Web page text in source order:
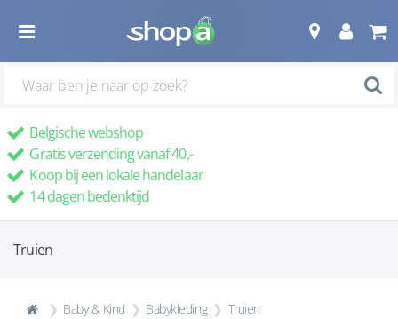
Belgische webshop
Gratis verzending vanaf 40,-
Koop bij een lokale handelaar
14 dagen bedenktijd
Truien
Baby & Kind Babykleding
Truien